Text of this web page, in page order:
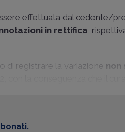
effettuata dal cedente/
in rettifica,
di registrare la variazione non